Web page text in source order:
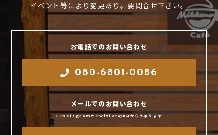
イベント等により変更あり。要問合せ下さい。
お電話でのお問い合わせ
080-6801-0086
メールでのお問い合わせ
※InstagramやTwitterのDMからも承ります